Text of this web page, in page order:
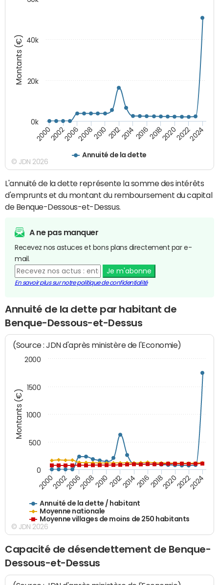
Montants (€)
Annuité de la dette
20002002200620082010 2012201420162018202020222024
0k
20k
40k
© JDN 2026
L'annuité de la dette représente la somme des intérêts
d'emprunts et du montant du remboursement du capital
de Benque-Dessous-et-Dessus.
A ne pas manquer
Recevez nos astuces et bons plans directement par e-
mail.
Je m'abonne
En savoir plus sur notre politique de confidentialité
Annuité de la dette par habitant de
Benque-Dessous-et-Dessus
Montants (€)
(Source : JDN d'après ministère de l'Economie)
Annuité de la dette / habitant
Moyenne nationale
Moyenne villages de moins de 250 habitants
200020022006200820102012201420162018202020222024
0
500
1000
1500
2000
© JDN 2026
Capacité de désendettement de Benque-
Dessous-et-Dessus